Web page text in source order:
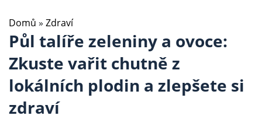
Domů » Zdraví
Půl talíře zeleniny a ovoce:
Zkuste vařit chutně z
lokálních plodin a zlepšete si
zdraví